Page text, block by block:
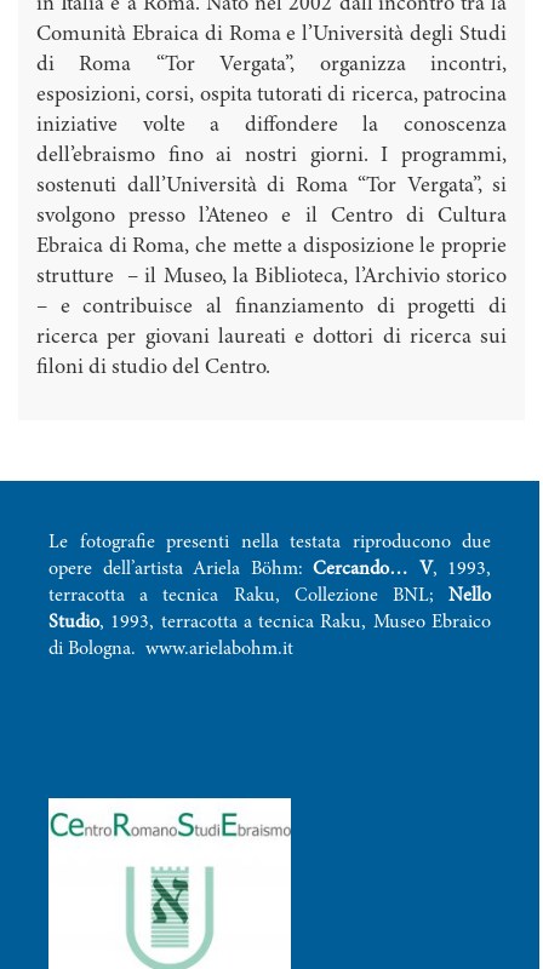
in Italia e a Roma. Nato nel 2002 dall’incontro tra la
Comunità Ebraica di Roma e l’Università degli Studi
di Roma “Tor Vergata”, organizza incontri,
esposizioni, corsi, ospita tutorati di ricerca, patrocina
iniziative volte a diffondere la conoscenza
dell’ebraismo fino ai nostri giorni. I programmi,
sostenuti dall’Università di Roma “Tor Vergata”, si
svolgono presso l’Ateneo e il Centro di Cultura
Ebraica di Roma, che mette a disposizione le proprie
strutture – il Museo, la Biblioteca, l’Archivio storico
– e contribuisce al finanziamento di progetti di
ricerca per giovani laureati e dottori di ricerca sui
filoni di studio del Centro.
Le fotografie presenti nella testata riproducono due
opere dell’artista Ariela Böhm: Cercando… V, 1993,
terracotta a tecnica Raku, Collezione BNL; Nello
Studio, 1993, terracotta a tecnica Raku, Museo Ebraico
di Bologna. www.arielabohm.it